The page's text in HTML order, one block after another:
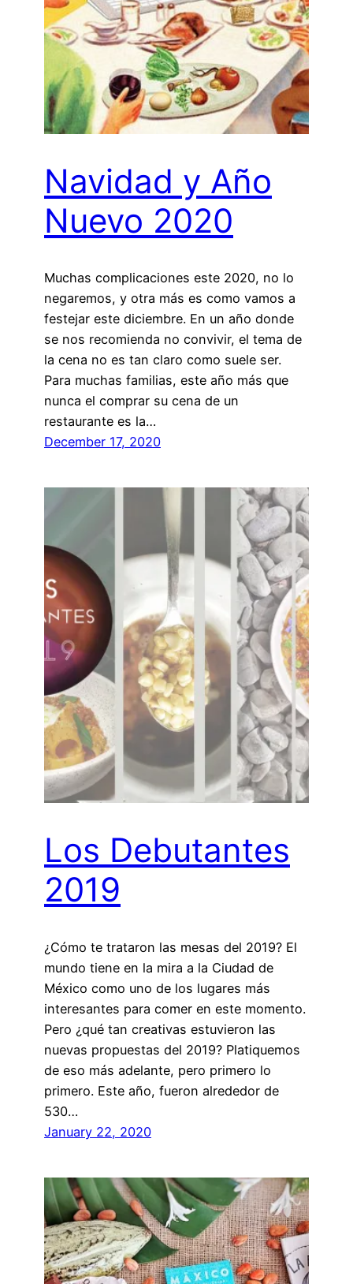
Navidad y Año
Nuevo 2020
Muchas complicaciones este 2020, no lo
negaremos, y otra más es como vamos a
festejar este diciembre. En un año donde
se nos recomienda no convivir, el tema de
la cena no es tan claro como suele ser.
Para muchas familias, este año más que
nunca el comprar su cena de un
restaurante es la…
December 17, 2020
Los Debutantes
2019
¿Cómo te trataron las mesas del 2019? El
mundo tiene en la mira a la Ciudad de
México como uno de los lugares más
interesantes para comer en este momento.
Pero ¿qué tan creativas estuvieron las
nuevas propuestas del 2019? Platiquemos
de eso más adelante, pero primero lo
primero. Este año, fueron alrededor de
530…
January 22, 2020